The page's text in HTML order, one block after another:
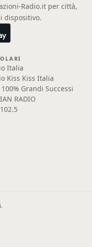
Radio.it per città,
dispositivo.
Italia
Kiss Kiss Italia
100% Grandi Successi
RADIO